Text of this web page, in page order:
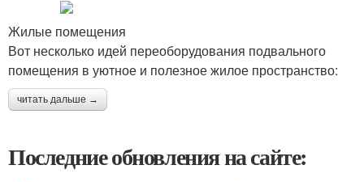
Жилые помещения
Вот несколько идей переоборудования подвального
помещения в уютное и полезное жилое пространство:
читать дальше →
Последние обновления на сайте: